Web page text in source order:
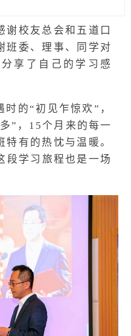
谢校友总会和五道口
班委、理事、同学对
享了自己的学习感
的“初见乍惊欢”，
”，15个月来的每一
有的热忱与温暖。
段学习旅程也是一场